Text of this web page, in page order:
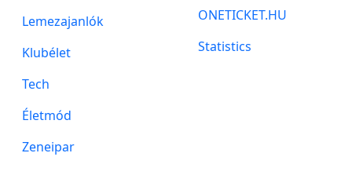
Lemezajanlók
Klubélet
Tech
Életmód
Zeneipar
ONETICKET.HU
Statistics